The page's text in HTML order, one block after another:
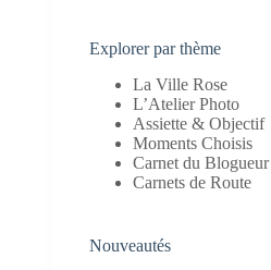
Explorer par thème
La Ville Rose
L’Atelier Photo
Assiette & Objectif
Moments Choisis
Carnet du Blogueur
Carnets de Route
Nouveautés